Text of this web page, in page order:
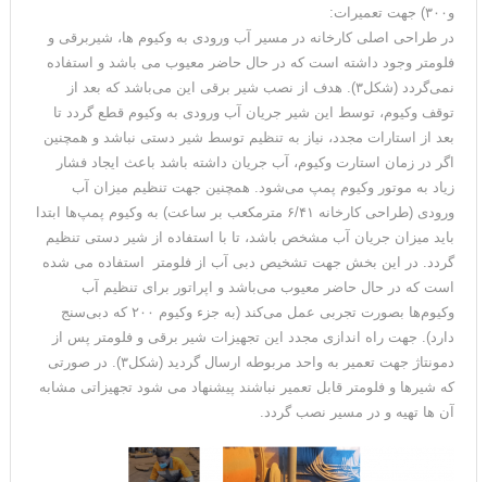
و۳۰۰) جهت تعمیرات:
در طراحی اصلی کارخانه در مسیر آب ورودی به وکیوم ها، شیربرقی و
فلومتر وجود داشته است که در حال حاضر معیوب می باشد و استفاده
نمی‌گردد (شکل۳). هدف از نصب شیر برقی این می‌باشد که بعد از
توقف وکیوم، توسط این شیر جریان آب ورودی به وکیوم قطع گردد تا
بعد از استارات مجدد، نیاز به تنظیم توسط شیر دستی نباشد و همچنین
اگر در زمان استارت وکیوم، آب جریان داشته باشد باعث ایجاد فشار
زیاد به موتور وکیوم پمپ می‌شود. همچنین جهت تنظیم میزان آب
ورودی (طراحی کارخانه ۶/۴۱ مترمکعب بر ساعت) به وکیوم پمپ‌ها ابتدا
باید میزان جریان آب مشخص باشد، تا با استفاده از شیر دستی تنظیم
گردد. در این بخش جهت تشخیص دبی آب از فلومتر استفاده می شده
است که در حال حاضر معیوب می‌باشد و اپراتور برای تنظیم آب
وکیوم‌ها بصورت تجربی عمل می‌کند (به جزء وکیوم ۲۰۰ که دبی‌سنج
دارد). جهت راه اندازی مجدد این تجهیزات شیر برقی و فلومتر پس از
دمونتاژ جهت تعمیر به واحد مربوطه ارسال گردید (شکل۳). در صورتی
که شیرها و فلومتر قابل تعمیر نباشند پیشنهاد می شود تجهیزاتی مشابه
آن ها تهیه و در مسیر نصب گردد.